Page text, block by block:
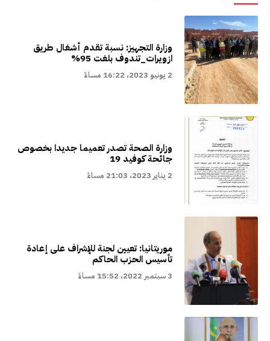
وزارة التجهيز: نسبة تقدم أشغال طريق
ازويرات_تندوف بلغت 95%
2 يونيو 2023، 16:22 مساءً
وزارة الصحة تصدر تعميما جديدا بخصوص
جائحة كوفيد 19
2 يناير 2023، 21:03 مساءً
موريتانيا: تعيين لجنة للإشراف على إعادة
تأسيس الحزب الحاكم
3 سبتمبر 2022، 15:52 مساءً